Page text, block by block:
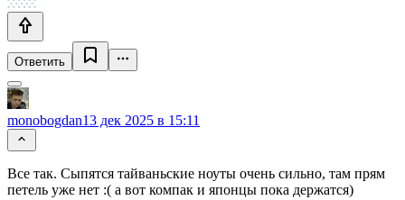
Ответить
monobogdan13 дек 2025 в 15:11
Все так. Сыпятся тайваньские ноуты очень сильно, там прям
петель уже нет :( а вот компак и японцы пока держатся)